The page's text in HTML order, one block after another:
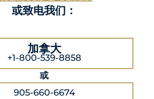
或致电我们：
加拿大
+1-800-539-8858
或
905-660-6674